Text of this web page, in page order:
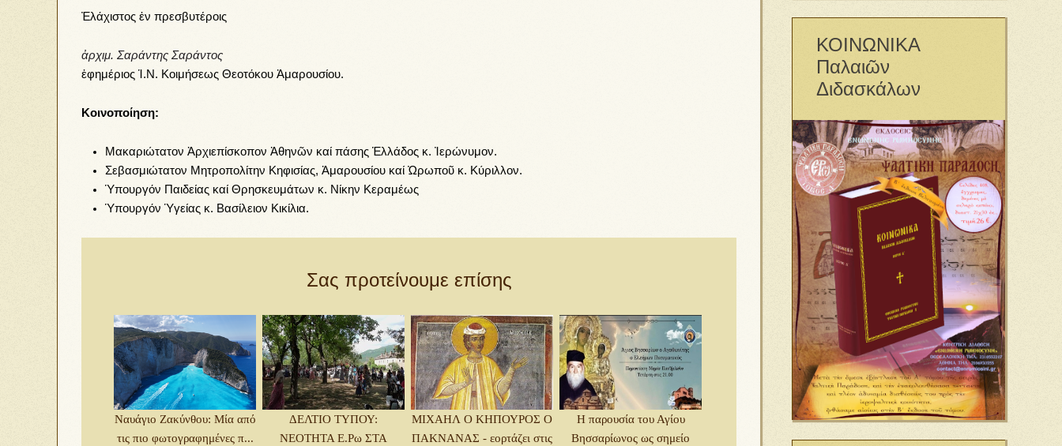
Ἐλάχιστος ἐν πρεσβυτέροις
ἀρχιμ. Σαράντης Σαράντος
ἐφημέριος Ἱ.Ν. Κοιμήσεως Θεοτόκου Ἀμαρουσίου.
Κοινοποίηση:
Μακαριώτατον Ἀρχιεπίσκοπον Ἀθηνῶν καί πάσης Ἑλλάδος κ. Ἰερώνυμον.
Σεβασμιώτατον Μητροπολίτην Κηφισίας, Ἀμαρουσίου καί Ὠρωποῦ κ. Κύριλλον.
Ὑπουργόν Παιδείας καί Θρησκευμάτων κ. Νίκην Κεραμέως
Ὑπουργόν Ὑγείας κ. Βασίλειον Κικίλια.
Σας προτείνουμε επίσης
Ναυάγιο Ζακύνθου: Μία από
τις πιο φωτογραφημένες π...
ΔΕΛΤΙΟ ΤΥΠΟΥ:
ΝΕΟΤΗΤΑ Ε.Ρω ΣΤΑ
ΜΙΧΑΗΛ Ο ΚΗΠΟΥΡΟΣ Ο
ΠΑΚΝΑΝΑΣ - εορτάζει στις
Η παρουσία του Αγίου
Βησσαρίωνος ως σημείο
ΚΟΙΝΩΝΙΚΑ
Παλαιῶν
Διδασκάλων